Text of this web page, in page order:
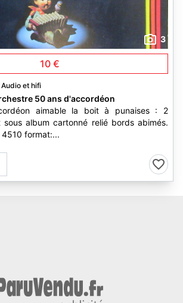
3
10 €
Audio et hifi
50 ans d'accordéon
aimable la boit à punaises : 2
album cartonné relié bords abimés.
format:...